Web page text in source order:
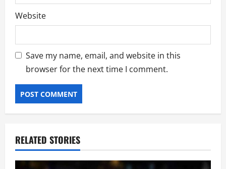
Website
Save my name, email, and website in this
browser for the next time I comment.
RELATED STORIES